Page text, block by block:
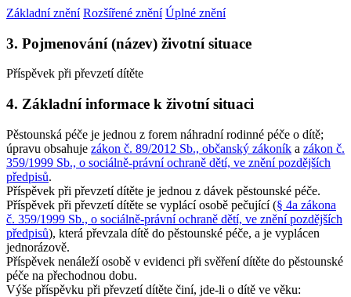
Základní znění Rozšířené znění Úplné znění
3. Pojmenování (název) životní situace
Příspěvek při převzetí dítěte
4. Základní informace k životní situaci
Pěstounská péče je jednou z forem náhradní rodinné péče o dítě;
úpravu obsahuje zákon č. 89/2012 Sb., občanský zákoník a zákon č.
359/1999 Sb., o sociálně-právní ochraně dětí, ve znění pozdějších
předpisů.
Příspěvek při převzetí dítěte je jednou z dávek pěstounské péče.
Příspěvek při převzetí dítěte se vyplácí osobě pečující (§ 4a zákona
č. 359/1999 Sb., o sociálně-právní ochraně dětí, ve znění pozdějších
předpisů), která převzala dítě do pěstounské péče, a je vyplácen
jednorázově.
Příspěvek nenáleží osobě v evidenci při svěření dítěte do pěstounské
péče na přechodnou dobu.
Výše příspěvku při převzetí dítěte činí, jde-li o dítě ve věku: